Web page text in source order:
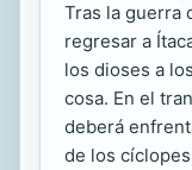
Tras la guerra
regresar a
los dioses a
cosa. En el
deberá
de los